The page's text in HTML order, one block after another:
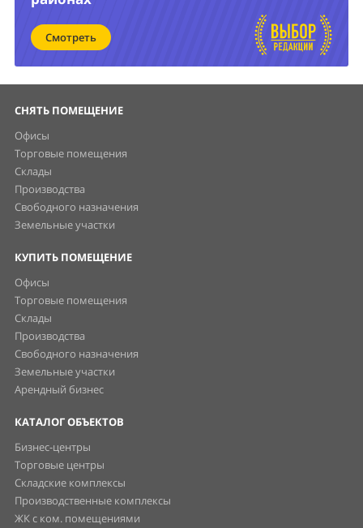
Смотреть
СНЯТЬ ПОМЕЩЕНИЕ
Офисы
Торговые помещения
Склады
Производства
Свободного назначения
Земельные участки
КУПИТЬ ПОМЕЩЕНИЕ
Офисы
Торговые помещения
Склады
Производства
Свободного назначения
Земельные участки
Арендный бизнес
КАТАЛОГ ОБЪЕКТОВ
Бизнес-центры
Торговые центры
Складские комплексы
Производственные комплексы
ЖК с ком. помещениями